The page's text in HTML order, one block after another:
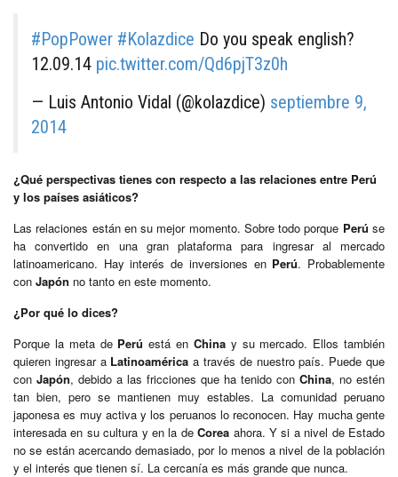
#PopPower #Kolazdice Do you speak english?
12.09.14 pic.twitter.com/Qd6pjT3z0h
— Luis Antonio Vidal (@kolazdice) septiembre 9,
2014
¿Qué perspectivas tienes con respecto a las relaciones entre Perú
y los países asiáticos?
Las relaciones están en su mejor momento. Sobre todo porque Perú se
ha convertido en una gran plataforma para ingresar al mercado
latinoamericano. Hay interés de inversiones en Perú. Probablemente
con Japón no tanto en este momento.
¿Por qué lo dices?
Porque la meta de Perú está en Chinay su mercado. Ellos también
quieren ingresar a Latinoamérica a través de nuestro país. Puede que
con Japón, debido a las fricciones que ha tenido con China, no estén
tan bien, pero se mantienen muy estables. La comunidad peruano
japonesa es muy activa y los peruanos lo reconocen. Hay mucha gente
interesada en su cultura y en la deCorea ahora. Y si a nivel de Estado
no se están acercando demasiado, por lo menos a nivel de la población
y el interés que tienen sí. La cercanía es más grande que nunca.